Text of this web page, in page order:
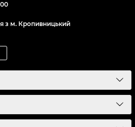
з м. Кропивницький